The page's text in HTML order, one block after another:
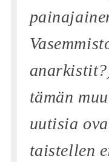
tämän
uutisia
taistellen